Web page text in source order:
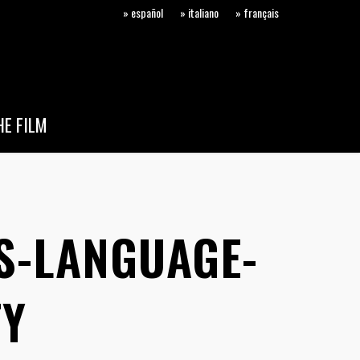
» español » italiano » français
FILM
LANGUAGE-